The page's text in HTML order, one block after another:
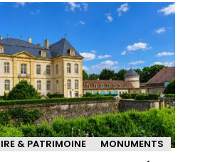
& PATRIMOINE MONUMENTS